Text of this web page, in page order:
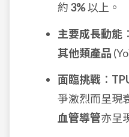
約 3%以上。
主要成長動能 ：
其他類產品
面臨挑戰 ：
爭激烈而呈現
血管導管亦呈